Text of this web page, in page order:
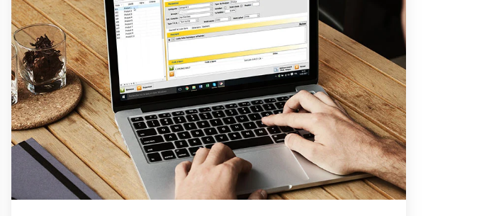
Mencomsi,
ERP
et
progiciel
de
gestion
pour
votre
commerce